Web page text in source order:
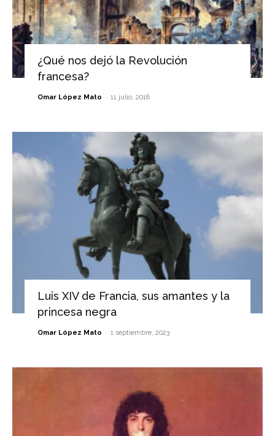
¿Qué nos dejó la Revolución
francesa?
Omar López Mato - 11 julio, 2018
Luis XIV de Francia, sus amantes y la
princesa negra
Omar López Mato - 1 septiembre, 2023